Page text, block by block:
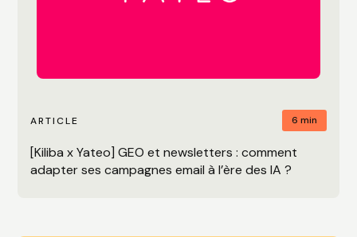
ARTICLE 6 min
[Kiliba x Yateo] GEO et newsletters : comment
adapter ses campagnes email à l’ère des IA ?